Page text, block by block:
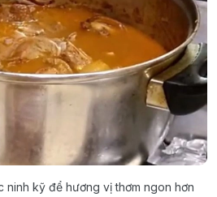
ninh kỹ để hương vị thơm ngon hơn